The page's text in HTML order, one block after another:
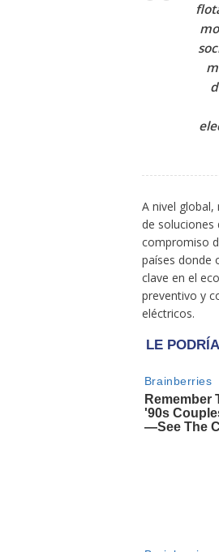
A nivel
de soluciones
compromiso
países donde
clave en el
preventivo y
eléctricos. ​